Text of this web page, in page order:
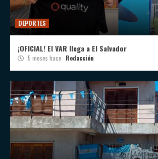
DEPORTES
¡OFICIAL! El VAR llega a El Salvador
5 meses hace Redacción